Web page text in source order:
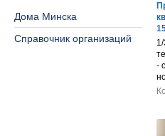
Дома Минска
Справочник организаций
-